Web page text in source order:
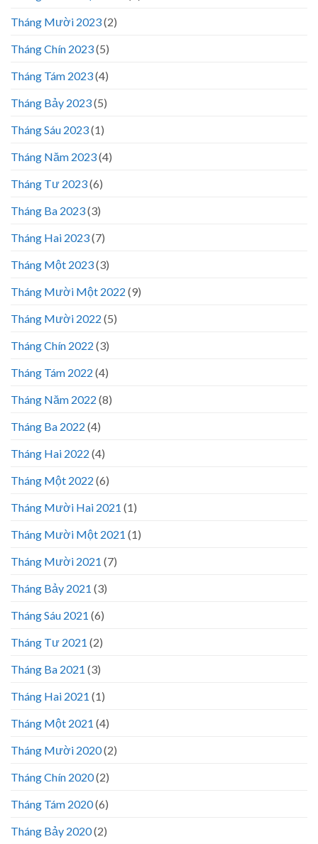
Tháng Mười 2023(2)
Tháng Chín 2023(5)
Tháng Tám 2023(4)
Tháng Bảy 2023(5)
Tháng Sáu 2023(1)
Tháng Năm 2023(4)
Tháng Tư 2023(6)
Tháng Ba 2023(3)
Tháng Hai 2023(7)
Tháng Một 2023(3)
Tháng Mười Một 2022 (9)
Tháng Mười 2022 (5)
Tháng Chín 2022 (3)
Tháng Tám 2022 (4)
Tháng Năm 2022 (8)
Tháng Ba 2022 (4)
Tháng Hai 2022 (4)
Tháng Một 2022 (6)
Tháng Mười Hai 2021 (1)
Tháng Mười Một 2021 (1)
Tháng Mười 2021 (7)
Tháng Bảy 2021 (3)
Tháng Sáu 2021 (6)
Tháng Tư 2021 (2)
Tháng Ba 2021 (3)
Tháng Hai 2021 (1)
Tháng Một 2021 (4)
Tháng Mười 2020(2)
Tháng Chín 2020(2)
Tháng Tám 2020(6)
Tháng Bảy 2020(2)